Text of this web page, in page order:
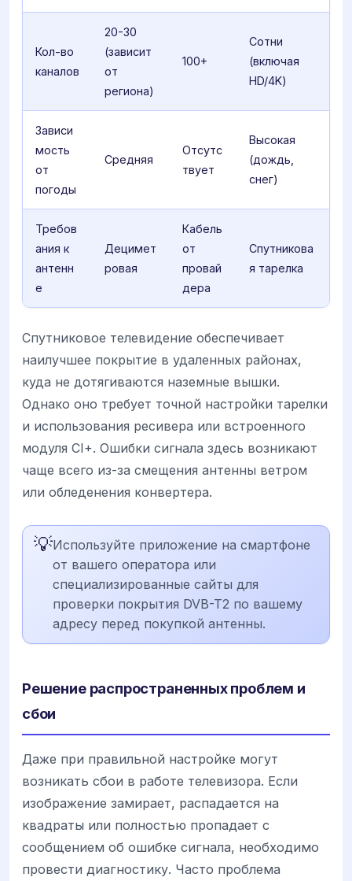
Кол-во
каналов
20-30
(зависит
от
региона)
100+
Сотни
(включая
HD/4K)
Зависи
мость
от
погоды
Средняя
Отсутс
твует
Высокая
(дождь,
снег)
Требов
ания к
антенн
е
Децимет
ровая
Кабель
от
провай
дера
Спутникова
я тарелка
Спутниковое телевидение обеспечивает
наилучшее покрытие в удаленных районах,
куда не дотягиваются наземные вышки.
Однако оно требует точной настройки тарелки
и использования ресивера или встроенного
модуля CI+. Ошибки сигнала здесь возникают
чаще всего из-за смещения антенны ветром
или обледенения конвертера.
💡Используйте приложение на смартфоне
от вашего оператора или
специализированные сайты для
проверки покрытия DVB-T2 по вашему
адресу перед покупкой антенны.
Решение распространенных проблем и
сбои
Даже при правильной настройке могут
возникать сбои в работе телевизора. Если
изображение замирает, распадается на
квадраты или полностью пропадает с
сообщением об ошибке сигнала, необходимо
провести диагностику. Часто проблема